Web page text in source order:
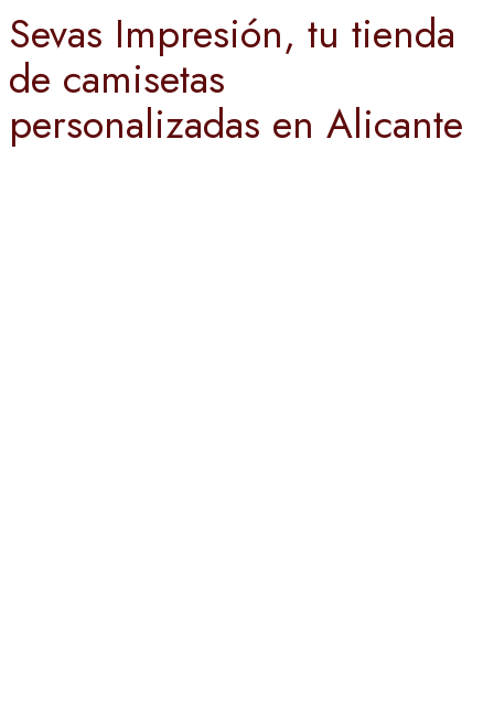
Sevas Impresión, tu tienda
de camisetas
personalizadas en Alicante